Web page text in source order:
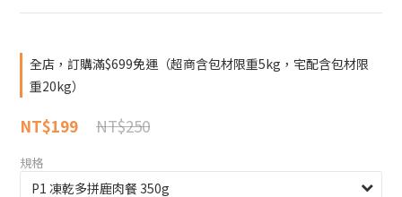
全店，訂購滿$699免運（超商含包材限重5kg，宅配含包材限
重20kg）
NT$250
NT$199
規格